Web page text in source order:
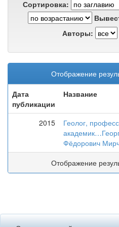
Сортировка:
Авторы:
Отображение
Дата
публикации
Название
2015
Геолог,
Фёдорович
Отображение